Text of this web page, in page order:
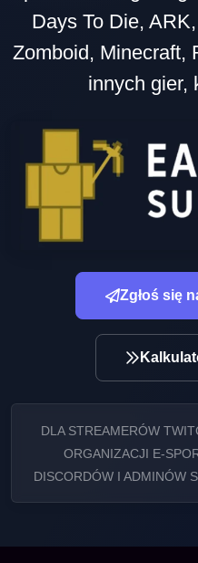
Days To Die,
Zomboid, Minecraft,
innych gier,
Zgłoś się
DLA STREAMERÓW
ORGANIZACJI E-
DISCORDÓW I ADMINÓW